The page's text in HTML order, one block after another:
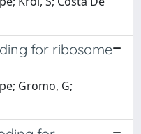
for ribosome
Gromo, G;